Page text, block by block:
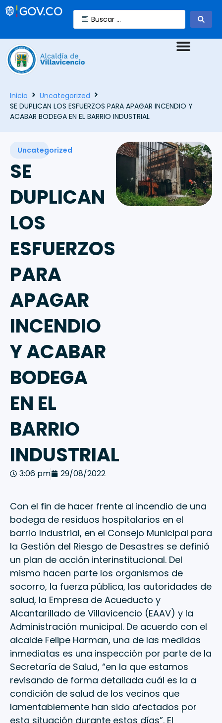
Inicio
Uncategorized
SE DUPLICAN LOS ESFUERZOS PARA APAGAR INCENDIO Y
ACABAR BODEGA EN EL BARRIO INDUSTRIAL
Uncategorized
SE
DUPLICAN
LOS
ESFUERZOS
PARA
APAGAR
INCENDIO
Y ACABAR
BODEGA
EN EL
BARRIO
INDUSTRIAL
3:06 pm 29/08/2022
Con el fin de hacer frente al incendio de una
bodega de residuos hospitalarios en el
barrio Industrial, en el Consejo Municipal para
la Gestión del Riesgo de Desastres se definió
un plan de acción interinstitucional. Del
mismo hacen parte los organismos de
socorro, la fuerza pública, las autoridades de
salud, la Empresa de Acueducto y
Alcantarillado de Villavicencio (EAAV) y la
Administración municipal. De acuerdo con el
alcalde Felipe Harman, una de las medidas
inmediatas es una inspección por parte de la
Secretaría de Salud, “en la que estamos
revisando de forma detallada cuál es la a
condición de salud de los vecinos que
lamentablemente han sido afectados por
esta situación durante estos días”. El